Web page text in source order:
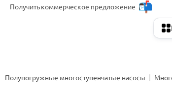
Получитькоммерческое предложение
Полупогружные многоступенчатые насосы